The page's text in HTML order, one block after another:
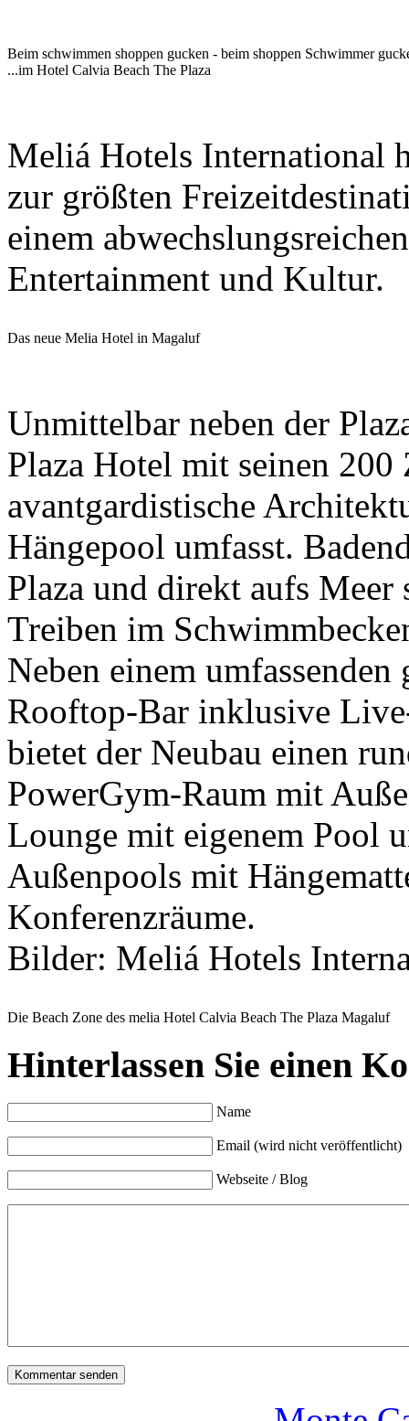
Beim schwimmen shoppen gucken - beim shoppen Schwimmer
...im Hotel Calvia Beach The Plaza
Meliá Hotels International
zur größten
einem
Entertainment und Kultur.
Das neue Melia Hotel in Magaluf
Unmittelbar neben der
Plaza Hotel mit seinen 200
avantgardistische
Hängepool umfasst.
Plaza und direkt aufs Meer
Treiben im
Neben einem
Rooftop-Bar inklusive
bietet der Neubau einen
PowerGym-Raum mit
Lounge mit eigenem Pool
Außenpools mit
Konferenzräume.
Bilder: Meliá Hotels
Die Beach Zone des melia Hotel Calvia Beach The Plaza Magaluf
Hinterlassen Sie einen
Name
Email (wird nicht veröffentlicht)
Webseite / Blog